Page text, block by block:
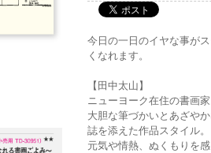
今日の一日のイヤな事が
くなれます。
【田中太山】
ニューヨーク在住の書画家
大胆な筆づかいとあざやか
誌を添えた作品スタイル
元気や情熱、ぬくもりを